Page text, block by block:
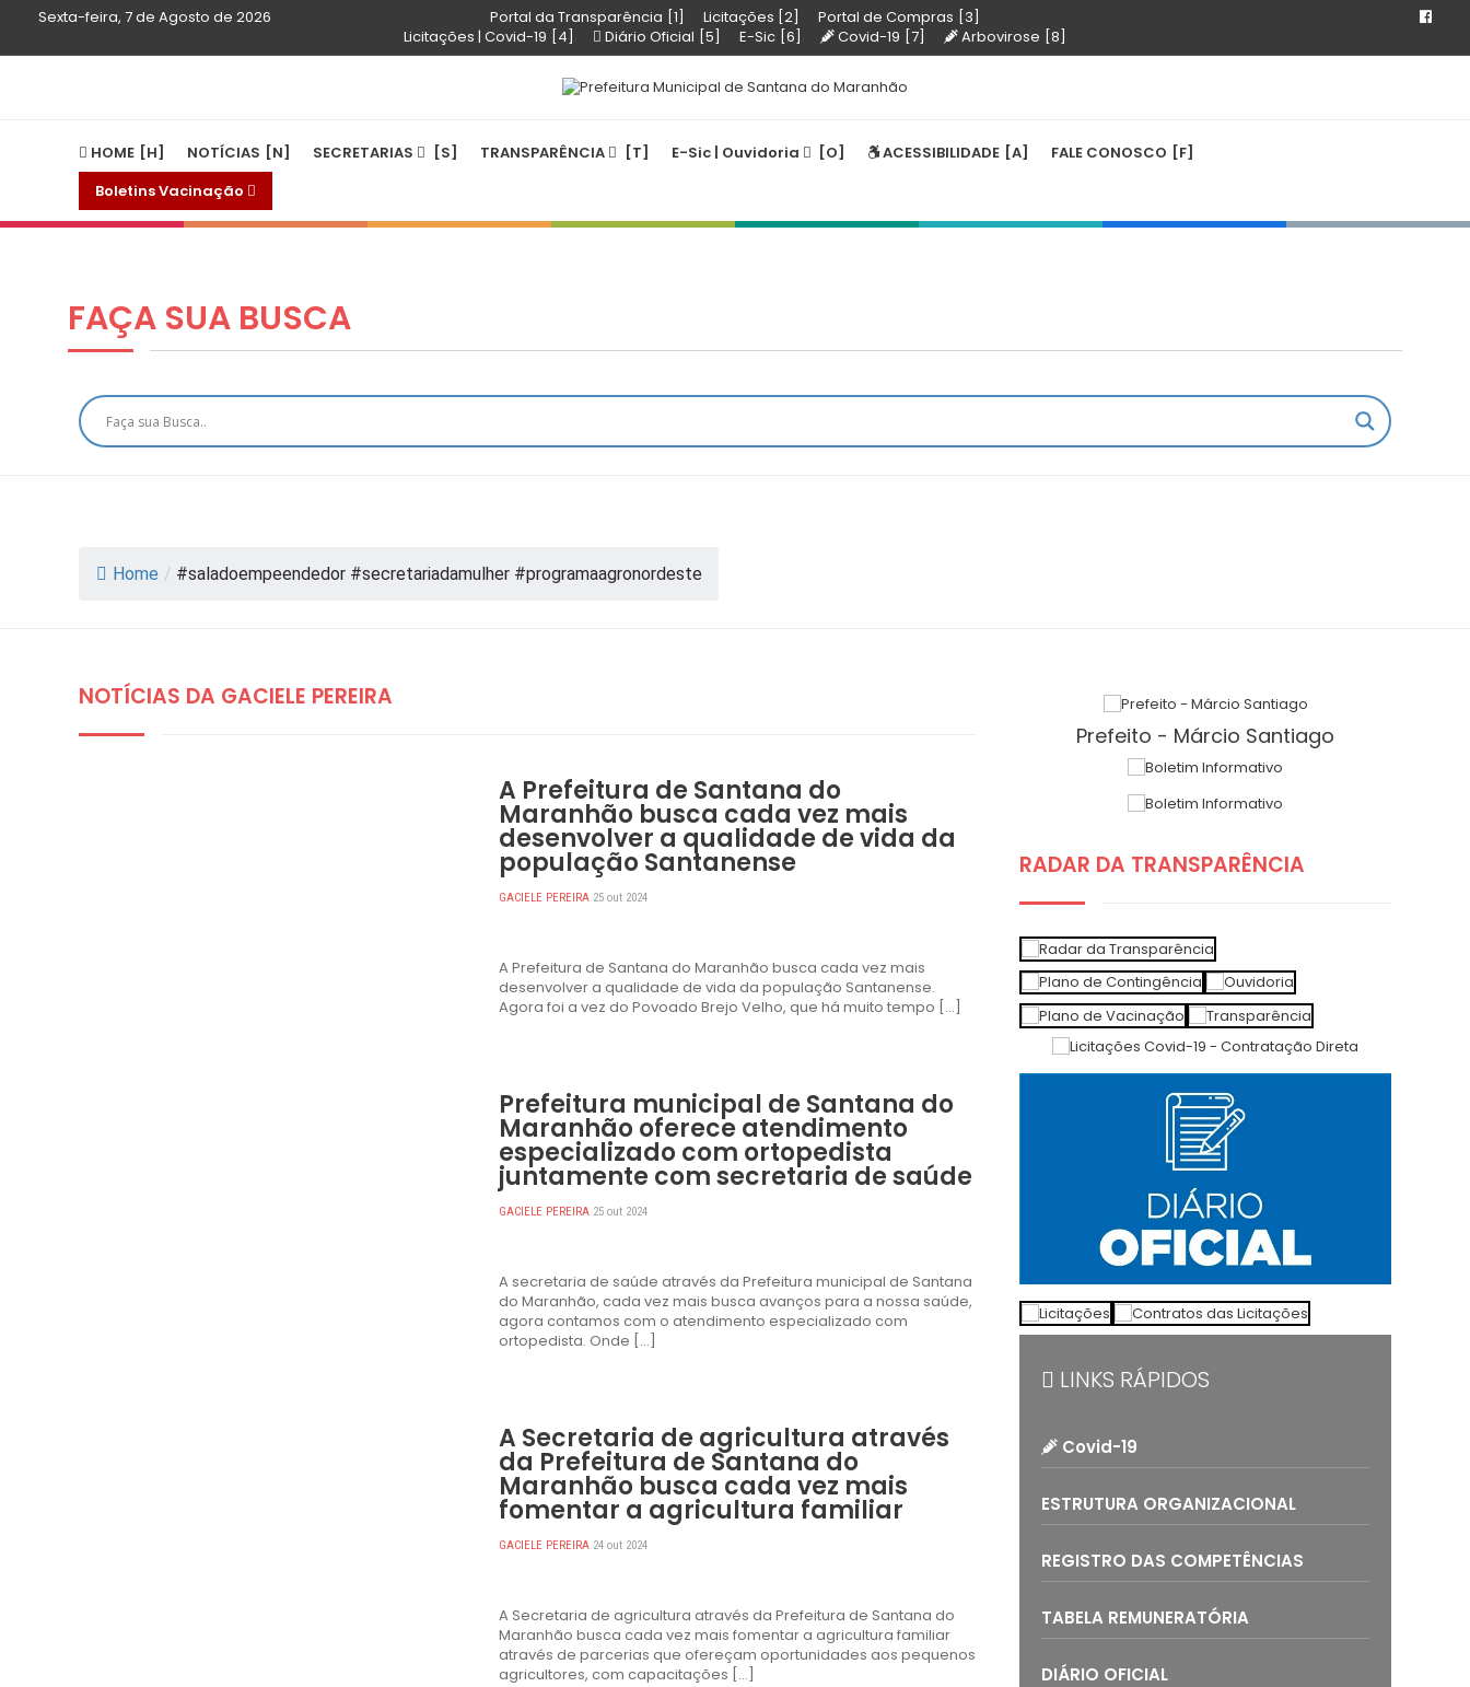
Sexta-feira, 7 de Agosto de 2026 Portal da Transparência Licitações
Portal de Compras
Licitações | Covid-19
Diário Oficial E-Sic Covid-19 Arbovirose
HOME NOTÍCIAS SECRETARIAS TRANSPARÊNCIA E-Sic | Ouvidoria ACESSIBILIDADE
FALE CONOSCO
Boletins Vacinação
FAÇA SUA BUSCA
Home / #saladoempeendedor #secretariadamulher #programaagronordeste
NOTÍCIAS DA GACIELE PEREIRA
A Prefeitura de Santana do
Maranhão busca cada vez mais
desenvolver a qualidade de vida da
população Santanense
GACIELE PEREIRA 25 out 2024
A Prefeitura de Santana do Maranhão busca cada vez mais
desenvolver a qualidade de vida da população Santanense.
Agora foi a vez do Povoado Brejo Velho, que há muito tempo […]
Prefeitura municipal de Santana do
Maranhão oferece atendimento
especializado com ortopedista
juntamente com secretaria de saúde
GACIELE PEREIRA 25 out 2024
A secretaria de saúde através da Prefeitura municipal de Santana
do Maranhão, cada vez mais busca avanços para a nossa saúde,
agora contamos com o atendimento especializado com
ortopedista. Onde […]
A Secretaria de agricultura através
da Prefeitura de Santana do
Maranhão busca cada vez mais
fomentar a agricultura familiar
GACIELE PEREIRA 24 out 2024
A Secretaria de agricultura através da Prefeitura de Santana do
Maranhão busca cada vez mais fomentar a agricultura familiar
através de parcerias que ofereçam oportunidades aos pequenos
agricultores, com capacitações […]
Prefeito - Márcio Santiago
RADAR DA TRANSPARÊNCIA
LINKS RÁPIDOS
Covid-19
ESTRUTURA ORGANIZACIONAL
REGISTRO DAS COMPETÊNCIAS
TABELA REMUNERATÓRIA
DIÁRIO OFICIAL